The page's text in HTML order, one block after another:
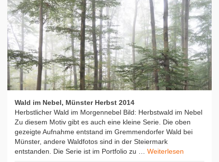
Wald im Nebel, Münster Herbst 2014
Herbstlicher Wald im Morgennebel Bild: Herbstwald im Nebel
Zu diesem Motiv gibt es auch eine kleine Serie. Die oben
gezeigte Aufnahme entstand im Gremmendorfer Wald bei
Münster, andere Waldfotos sind in der Steiermark
entstanden. Die Serie ist im Portfolio zu … Weiterlesen